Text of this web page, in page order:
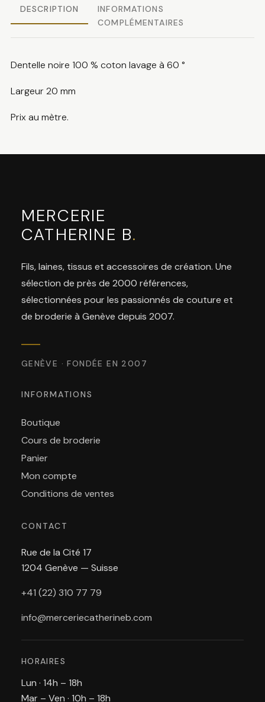
DESCRIPTION
INFORMATIONS
COMPLÉMENTAIRES
Dentelle noire 100 % coton lavage à 60 °
Largeur 20 mm
Prix au mètre.
MERCERIE
CATHERINE B.
Fils, laines, tissus et accessoires de création. Une
sélection de près de 2000 références,
sélectionnées pour les passionnés de couture et
de broderie à Genève depuis 2007.
GENÈVE · FONDÉE EN 2007
INFORMATIONS
Boutique
Cours de broderie
Panier
Mon compte
Conditions de ventes
CONTACT
Rue de la Cité 17
1204 Genève — Suisse
+41 (22) 310 77 79
info@merceriecatherineb.com
HORAIRES
Lun · 14h – 18h
Mar – Ven · 10h – 18h